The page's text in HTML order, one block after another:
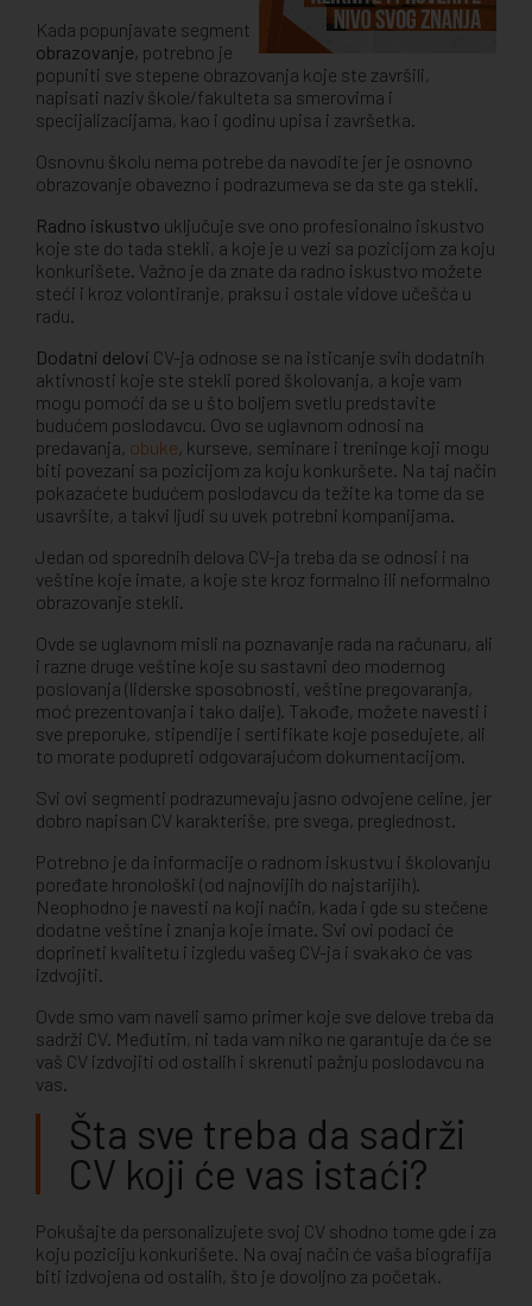
Kada popunjavate segment
obrazovanje, potrebno je
popuniti sve stepene obrazovanja koje ste završili,
napisati naziv škole/fakulteta sa smerovima i
specijalizacijama, kao i godinu upisa i završetka.
Osnovnu školu nema potrebe da navodite jer je osnovno
obrazovanje obavezno i podrazumeva se da ste ga stekli.
Radno iskustvo uključuje sve ono profesionalno iskustvo
koje ste do tada stekli, a koje je u vezi sa pozicijom za koju
konkurišete. Važno je da znate da radno iskustvo možete
steći i kroz volontiranje, praksu i ostale vidove učešća u
radu.
Dodatni delovi CV-ja odnose se na isticanje svih dodatnih
aktivnosti koje ste stekli pored školovanja, a koje vam
mogu pomoći da se u što boljem svetlu predstavite
budućem poslodavcu. Ovo se uglavnom odnosi na
predavanja, obuke , kurseve, seminare i treninge koji mogu
biti povezani sa pozicijom za koju konkuršete. Na taj način
pokazaćete budućem poslodavcu da težite ka tome da se
usavršite, a takvi ljudi su uvek potrebni kompanijama.
Jedan od sporednih delova CV-ja treba da se odnosi i na
veštine koje imate, a koje ste kroz formalno ili neformalno
obrazovanje stekli.
Ovde se uglavnom misli na poznavanje rada na računaru, ali
i razne druge veštine koje su sastavni deo modernog
poslovanja (liderske sposobnosti, veštine pregovaranja,
moć prezentovanja i tako dalje). Takođe, možete navesti i
sve preporuke, stipendije i sertifikate koje posedujete, ali
to morate podupreti odgovarajućom dokumentacijom.
Svi ovi segmenti podrazumevaju jasno odvojene celine, jer
dobro napisan CV karakteriše, pre svega, preglednost.
Potrebno je da informacije o radnom iskustvu i školovanju
poređate hronološki (od najnovijih do najstarijih).
Neophodno je navesti na koji način, kada i gde su stečene
dodatne veštine i znanja koje imate. Svi ovi podaci će
doprineti kvalitetu i izgledu vašeg CV-ja i svakako će vas
izdvojiti.
Ovde smo vam naveli samo primer koje sve delove treba da
sadrži CV. Međutim, ni tada vam niko ne garantuje da će se
vaš CV izdvojiti od ostalih i skrenuti pažnju poslodavcu na
vas.
Šta sve treba da sadrži
CV koji će vas istaći?
Pokušajte da personalizujete svoj CV shodno tome gde i za
koju poziciju konkurišete. Na ovaj način će vaša biografija
biti izdvojena od ostalih, što je dovoljno za početak.